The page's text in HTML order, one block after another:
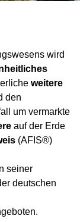
wird
weitere
den
um vermarkte
auf der Erde
(AFIS®)
seiner
deutschen